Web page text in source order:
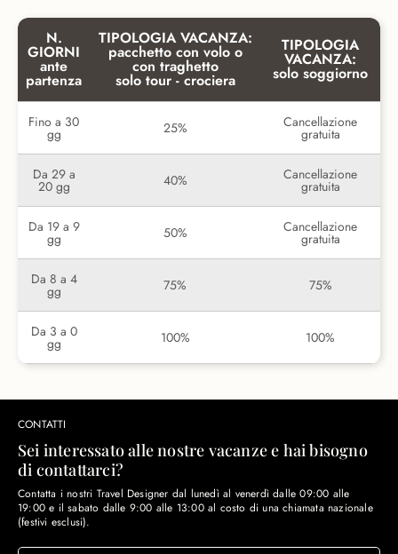
N.
GIORNI
ante
partenza
TIPOLOGIA VACANZA:
pacchetto con volo o
con traghetto
solo tour - crociera
TIPOLOGIA
VACANZA:
solo soggiorno
Fino a 30
gg 25% Cancellazione
gratuita
Da 29 a
20 gg 40% Cancellazione
gratuita
Da 19 a 9
gg 50% Cancellazione
gratuita
Da 8 a 4
gg 75% 75%
Da 3 a 0
gg 100% 100%
CONTATTI
Sei interessato alle nostre vacanze e hai bisogno
di contattarci?
Contatta i nostri Travel Designer dal lunedì al venerdì dalle 09:00 alle
19:00 e il sabato dalle 9:00 alle 13:00 al costo di una chiamata nazionale
(festivi esclusi).